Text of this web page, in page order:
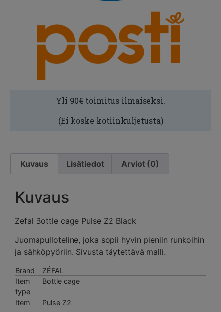
Yli 90€ toimitus ilmaiseksi.
(Ei koske kotiinkuljetusta)
Kuvaus Lisätiedot Arviot (0)
Kuvaus
Zefal Bottle cage Pulse Z2 Black
Juomapulloteline, joka sopii hyvin pieniin runkoihin
ja sähköpyöriin. Sivusta täytettävä malli.
Brand
ZÉFAL
Item
type
Bottle cage
Item
Pulse Z2